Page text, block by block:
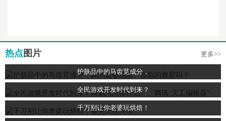
热点 图片 更多>>
护肤品中的马齿苋成分，
全民游戏开发时代到来？
千万别让你老婆玩烘焙！